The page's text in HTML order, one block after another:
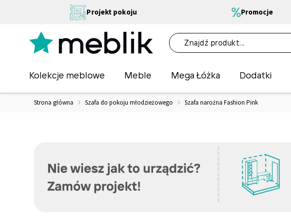
Projekt pokoju Promocje
Kolekcje meblowe Meble Mega Łóżka Dodatki
Strona główna Szafa do pokoju młodzieżowego Szafa narożna Fashion Pink